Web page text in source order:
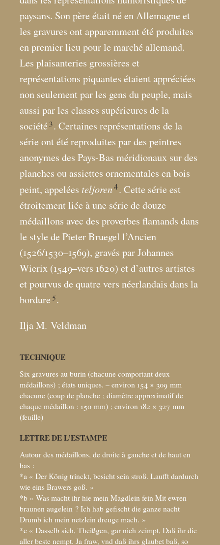
paysans. Son père était né en Allemagne et
les gravures ont apparemment été produites
en premier lieu pour le marché allemand.
Les plaisanteries grossières et
représentations piquantes étaient appréciées
non seulement par les gens du peuple, mais
aussi par les classes supérieures de la
société 3 . Certaines représentations de la
série ont été reproduites par des peintres
anonymes des Pays-Bas méridionaux sur des
planches ou assiettes ornementales en bois
peint, appelées teljoren 4 . Cette série est
étroitement liée à une série de douze
médaillons avec des proverbes flamands dans
le style de Pieter Bruegel l’Ancien
(1526/1530–1569), gravés par Johannes
Wierix (1549–vers 1620) et d’autres artistes
et pourvus de quatre vers néerlandais dans la
bordure 5.
Ilja M. Veldman
TECHNIQUE
Six gravures au burin (chacune comportant deux
médaillons) ; états uniques. – environ 154 × 309 mm
chacune (coup de planche ; diamètre approximatif de
chaque médaillon : 150 mm) ; environ 182 × 327 mm
(feuille)
LETTRE DE L’ESTAMPE
Autour des médaillons, de droite à gauche et de haut en
bas :
*a « Der König trinckt, besicht sein stroß. Laufft dardurch
wie eins Brawers goß. »
*b « Was macht ihr hie mein Magdlein fein Mit ewren
braunen augelein ? Ich hab gefischt die ganze nacht
Drumb ich mein netzlein dreuge mach. »
*c « Dasselb sich, Theißgen, gar nich zeimpt, Daß ihr die
aller beste nempt. Ja fraw, vnd daß ihrs glaubet baß, so